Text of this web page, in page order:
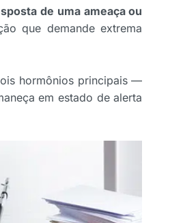
de uma ameaça ou
que demande extrema
hormônios principais —
em estado de alerta